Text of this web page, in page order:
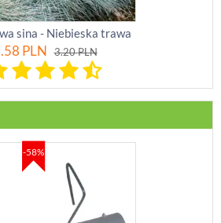
sina - Niebieska trawa
PLN 3.20PLN
-58%